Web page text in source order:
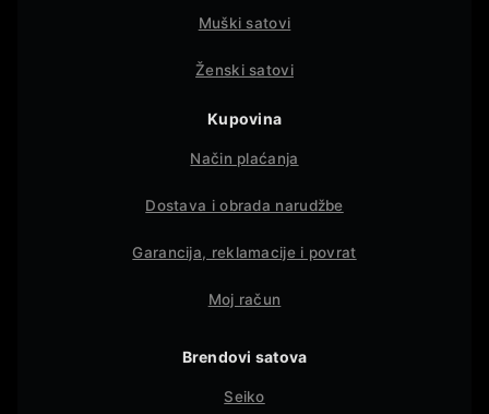
Muški satovi
Ženski satovi
Kupovina
Način plaćanja
Dostava i obrada narudžbe
Garancija, reklamacije i povrat
Moj račun
Brendovi satova
Seiko